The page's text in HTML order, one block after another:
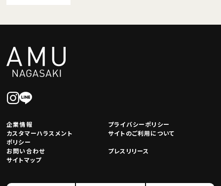
企業情報
プライバシーポリシー
カスタマーハラスメント
ポリシー
サイトのご利用について
お問い合わせ
プレスリリース
サイトマップ